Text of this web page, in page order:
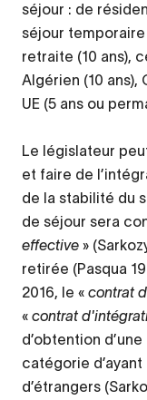
séjour : de
séjour temporaire
retraite (10 ans),
Algérien (10 ans),
UE (5 ans ou
Le législateur
et faire de
de la stabilité du
de séjour sera
effective »
retirée (Pasqua
2016, le « contrat
« contrat
d’obtention
catégorie
d’étrangers